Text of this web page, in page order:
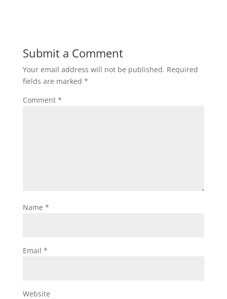
Submit a Comment
Your email address will not be published. Required
fields are marked *
Comment *
Name *
Email *
Website